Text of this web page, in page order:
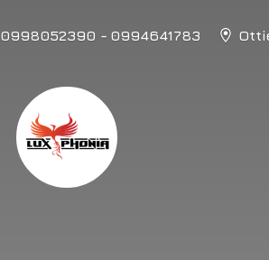
0998052390 - 0994641783